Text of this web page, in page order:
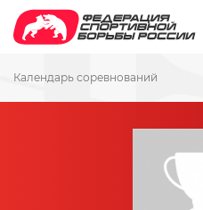
Календарь соревнований